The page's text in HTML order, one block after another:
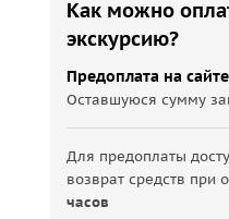
Как можно
экскурсию?
Предоплата на сайте
Оставшуюся сумму
Для предоплаты
возврат средств при
часов